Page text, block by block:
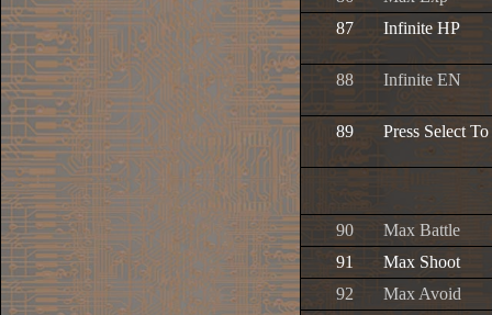
87
Infinite HP
88 Infinite EN
89 Press Select
90
Max Battle
91
Max Shoot
92
Max Avoid